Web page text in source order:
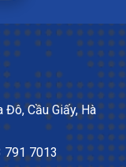
Đô, Cầu Giấy, Hà
791 7013